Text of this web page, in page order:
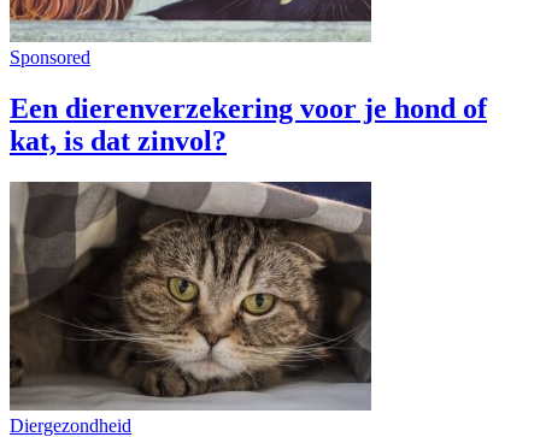
Sponsored
Een dierenverzekering voor je hond of
kat, is dat zinvol?
Diergezondheid